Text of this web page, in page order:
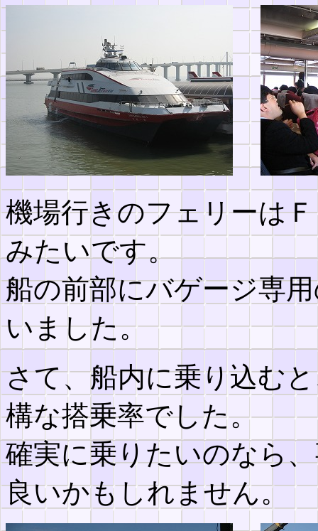
機場行きのフェリーは
みたいです。
船の前部にバゲージ専
いました。
さて、船内に乗り込む
構な搭乗率でした。
確実に乗りたいのなら
良いかもしれません。